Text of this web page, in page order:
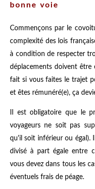
bonne voie
Commençons par le
complexité des lois
à condition de respecter
déplacements doivent
fait si vous faites le trajet
et êtes rémunéré(e), ça
Il est obligatoire que le
voyageurs ne soit pas
qu'il soit inférieur ou égal).
divisé à part égale entre
vous devez dans tous les
éventuels frais de péage.